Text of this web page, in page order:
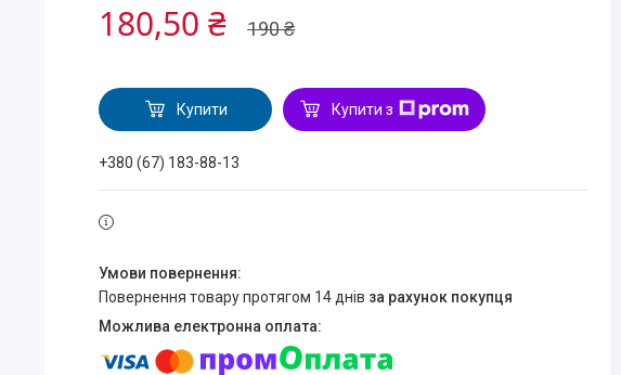
190 ₴
180,50 ₴
Купити Купити з
+380 (67) 183-88-13
повернення товару протягом 14 днів за рахунок покупця